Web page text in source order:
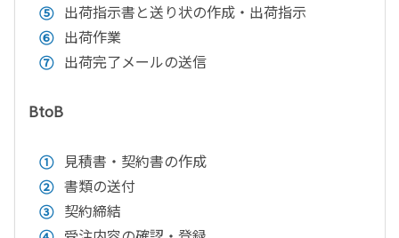
出荷指示書と送り状の作成・出荷指示
出荷作業
出荷完了メールの送信
BtoB
見積書・契約書の作成
書類の送付
契約締結